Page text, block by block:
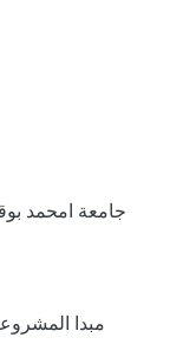
جامعة امحمد
مبدا